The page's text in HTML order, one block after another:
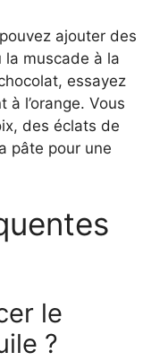
ajouter des
la muscade à la
essayez
l’orange. Vous
des éclats de
pâte pour une
le
?